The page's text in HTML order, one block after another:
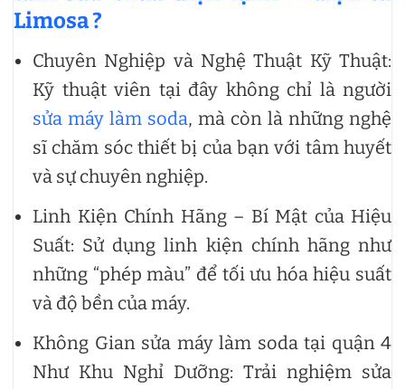
Limosa ?
Chuyên Nghiệp và Nghệ Thuật Kỹ Thuật:
Kỹ thuật viên tại đây không chỉ là người
sửa máy làm soda, mà còn là những nghệ
sĩ chăm sóc thiết bị của bạn với tâm huyết
và sự chuyên nghiệp.
Linh Kiện Chính Hãng – Bí Mật của Hiệu
Suất: Sử dụng linh kiện chính hãng như
những “phép màu” để tối ưu hóa hiệu suất
và độ bền của máy.
Không Gian sửa máy làm soda tại quận 4
Như Khu Nghỉ Dưỡng: Trải nghiệm sửa